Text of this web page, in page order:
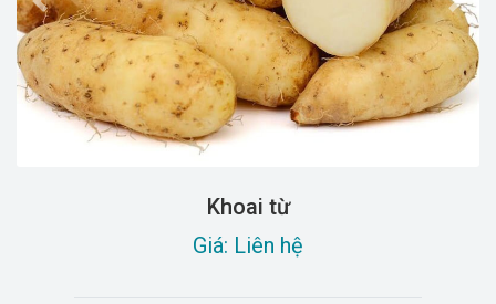
Previous Next
Khoai từ
Giá: Liên hệ